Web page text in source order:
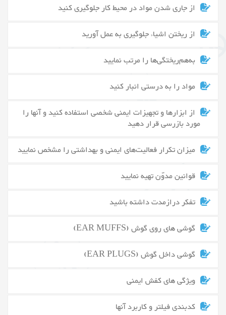
از جاری شدن مواد در محیط کار جلوگیری کنید
از ریختن اشیاء جلوگیری به عمل آورید
به‌هم‌ریختگی‌ها را مرتب نمایید
مواد را به درستی انبار کنید
از ابزارها و تجهیزات ایمنی شخصی استفاده کنید و آنها را
مورد بازرسی قرار دهید
میزان تکرار فعالیت‌های ایمنی و بهداشتی را مشخص نمایید
قوانین مدوّن تهیه نمایید
تفکر درازمدت داشته باشید
گوشی های روی گوش (EAR MUFFS)
گوشی داخل گوش (EAR PLUGS)
ویژگی های کفش ایمنی
کدبندی فیلتر و کاربرد آنها